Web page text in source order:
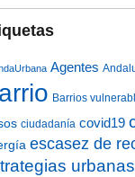
Agentes
Barrios
ciudadanía covid19
escasez de
urbanas